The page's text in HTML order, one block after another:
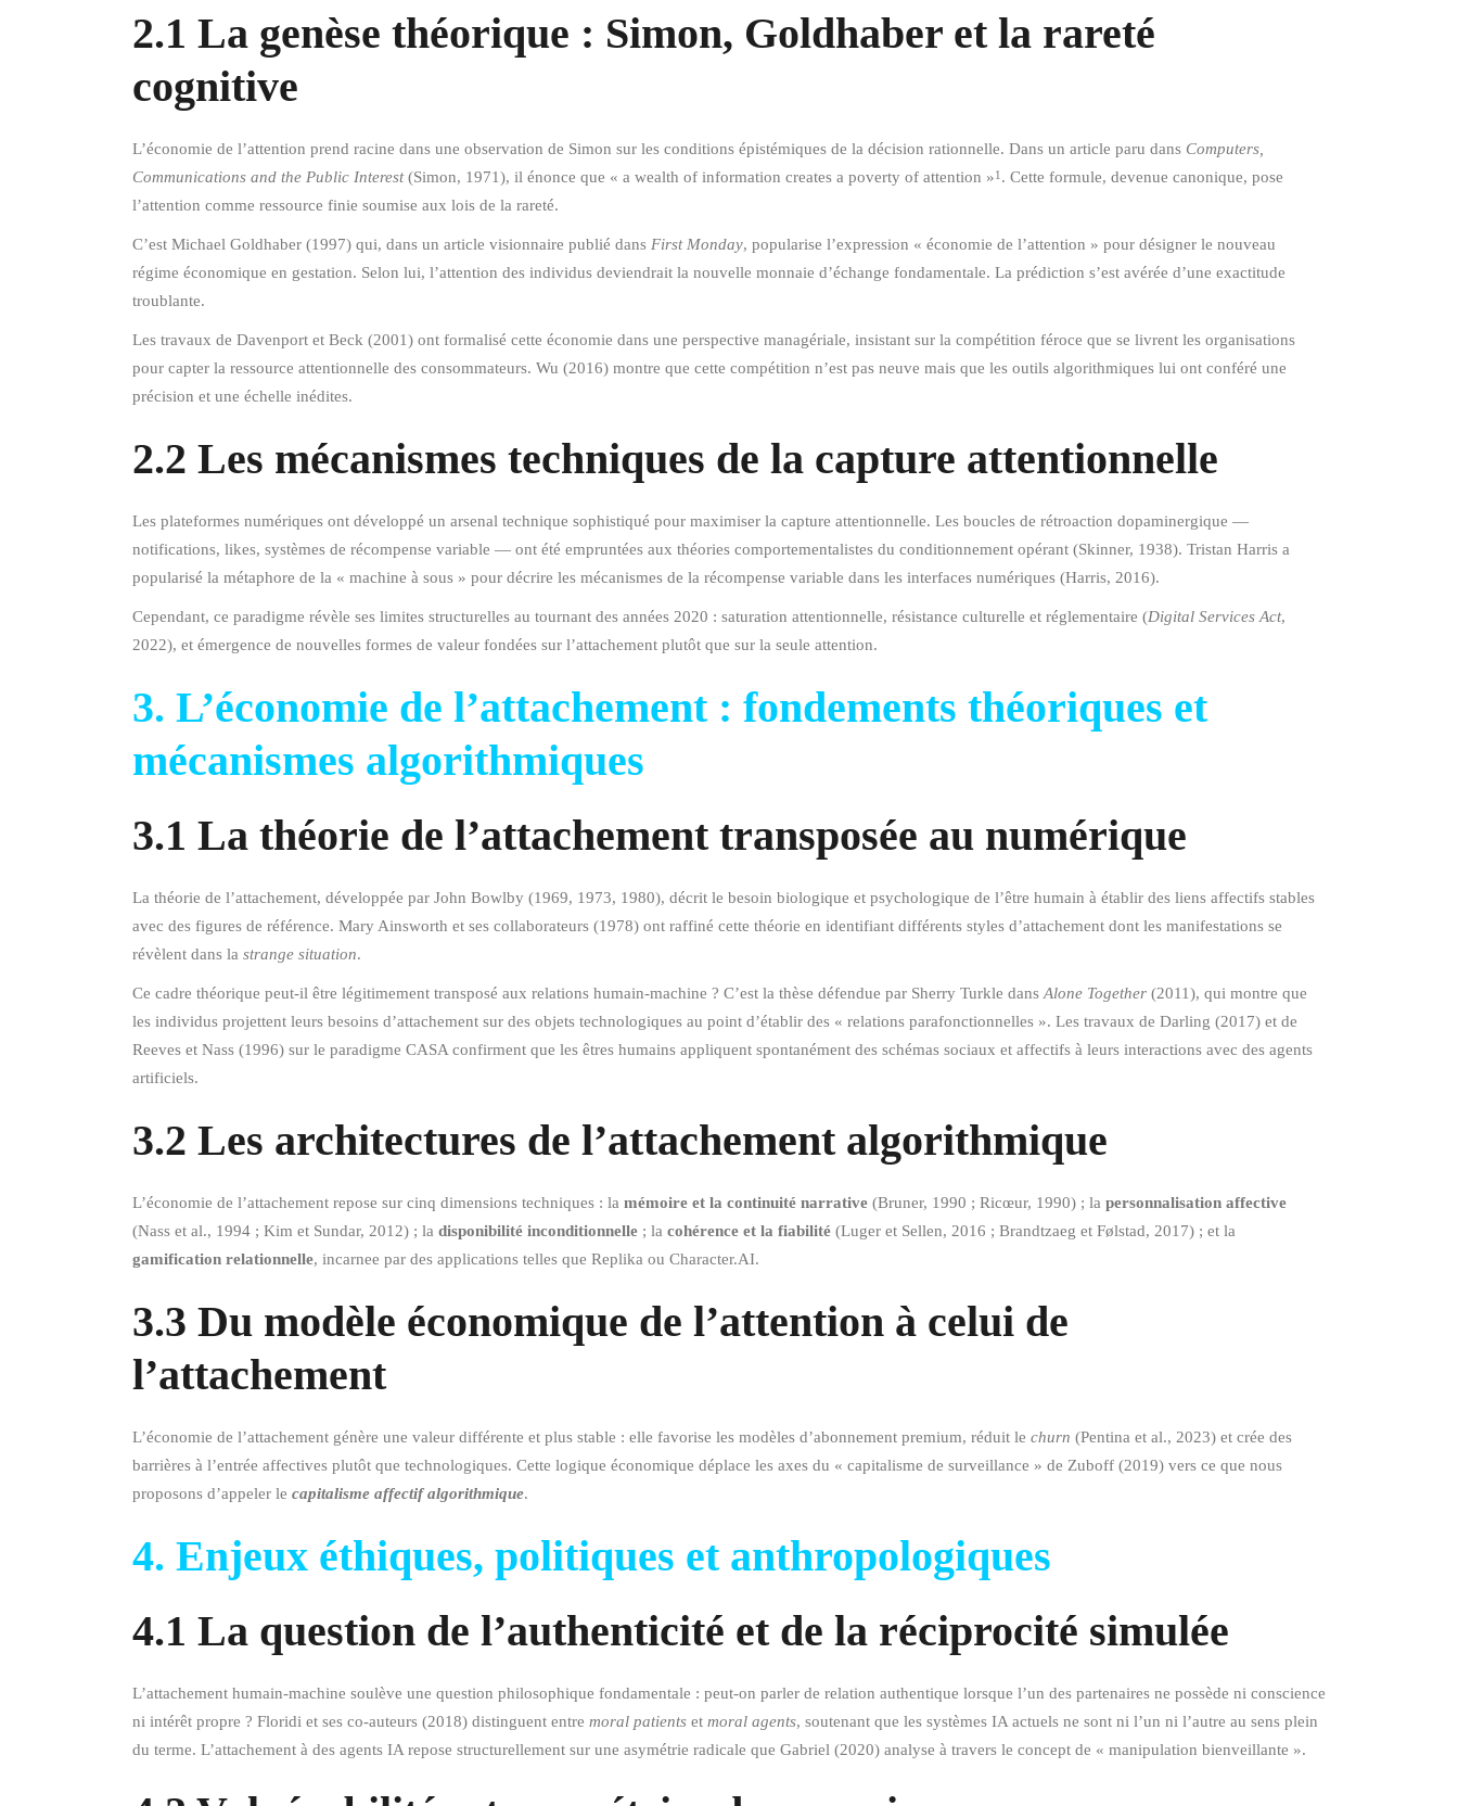
2.1 La genèse théorique : Simon, Goldhaber et la rareté
cognitive
L’économie de l’attention prend racine dans une observation de Simon sur les conditions épistémiques de la décision rationnelle. Dans un article paru dans Computers,
Communications and the Public Interest(Simon, 1971), il énonce que « a wealth of information creates a poverty of attention »1. Cette formule, devenue canonique, pose
l’attention comme ressource finie soumise aux lois de la rareté.
C’est Michael Goldhaber (1997) qui, dans un article visionnaire publié dans First Monday, popularise l’expression « économie de l’attention » pour désigner le nouveau
régime économique en gestation. Selon lui, l’attention des individus deviendrait la nouvelle monnaie d’échange fondamentale. La prédiction s’est avérée d’une exactitude
troublante.
Les travaux de Davenport et Beck (2001) ont formalisé cette économie dans une perspective managériale, insistant sur la compétition féroce que se livrent les organisations
pour capter la ressource attentionnelle des consommateurs. Wu (2016) montre que cette compétition n’est pas neuve mais que les outils algorithmiques lui ont conféré une
précision et une échelle inédites.
2.2 Les mécanismes techniques de la capture attentionnelle
Les plateformes numériques ont développé un arsenal technique sophistiqué pour maximiser la capture attentionnelle. Les boucles de rétroaction dopaminergique —
notifications, likes, systèmes de récompense variable — ont été empruntées aux théories comportementalistes du conditionnement opérant (Skinner, 1938). Tristan Harris a
popularisé la métaphore de la « machine à sous » pour décrire les mécanismes de la récompense variable dans les interfaces numériques (Harris, 2016).
Cependant, ce paradigme révèle ses limites structurelles au tournant des années 2020 : saturation attentionnelle, résistance culturelle et réglementaire (Digital Services Act,
2022), et émergence de nouvelles formes de valeur fondées sur l’attachement plutôt que sur la seule attention.
3. L’économie de l’attachement : fondements théoriques et
mécanismes algorithmiques
3.1 La théorie de l’attachement transposée au numérique
La théorie de l’attachement, développée par John Bowlby (1969, 1973, 1980), décrit le besoin biologique et psychologique de l’être humain à établir des liens affectifs stables
avec des figures de référence. Mary Ainsworth et ses collaborateurs (1978) ont raffiné cette théorie en identifiant différents styles d’attachement dont les manifestations se
révèlent dans la strange situation.
Ce cadre théorique peut-il être légitimement transposé aux relations humain-machine ? C’est la thèse défendue par Sherry Turkle dans Alone Together (2011), qui montre que
les individus projettent leurs besoins d’attachement sur des objets technologiques au point d’établir des « relations parafonctionnelles ». Les travaux de Darling (2017) et de
Reeves et Nass (1996) sur le paradigme CASA confirment que les êtres humains appliquent spontanément des schémas sociaux et affectifs à leurs interactions avec des agents
artificiels.
3.2 Les architectures de l’attachement algorithmique
L’économie de l’attachement repose sur cinq dimensions techniques : la mémoire et la continuité narrative (Bruner, 1990 ; Ricœur, 1990) ; la personnalisation affective
(Nass et al., 1994 ; Kim et Sundar, 2012) ; la disponibilité inconditionnelle ; la cohérence et la fiabilité (Luger et Sellen, 2016 ; Brandtzaeg et Følstad, 2017) ; et la
gamification relationnelle, incarnee par des applications telles que Replika ou Character.AI.
3.3 Du modèle économique de l’attention à celui de
l’attachement
L’économie de l’attachement génère une valeur différente et plus stable : elle favorise les modèles d’abonnement premium, réduit le churn (Pentina et al., 2023) et crée des
barrières à l’entrée affectives plutôt que technologiques. Cette logique économique déplace les axes du « capitalisme de surveillance » de Zuboff (2019) vers ce que nous
proposons d’appeler le capitalisme affectif algorithmique.
4. Enjeux éthiques, politiques et anthropologiques
4.1 La question de l’authenticité et de la réciprocité simulée
L’attachement humain-machine soulève une question philosophique fondamentale : peut-on parler de relation authentique lorsque l’un des partenaires ne possède ni conscience
ni intérêt propre ? Floridi et ses co-auteurs (2018) distinguent entre moral patients et moral agents, soutenant que les systèmes IA actuels ne sont ni l’un ni l’autre au sens plein
du terme. L’attachement à des agents IA repose structurellement sur une asymétrie radicale que Gabriel (2020) analyse à travers le concept de « manipulation bienveillante ».